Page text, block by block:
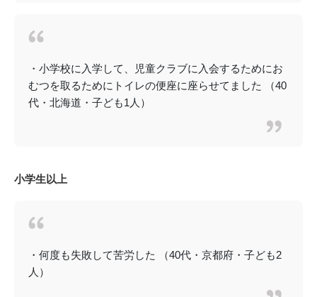
・小学校に入学して、児童クラブに入会するためにお
むつを取るためにトイレの便座に座らせてました （40
代・北海道・子ども1人）
小学生以上
・何度も失敗して苦労した （40代・京都府・子ども2
人）